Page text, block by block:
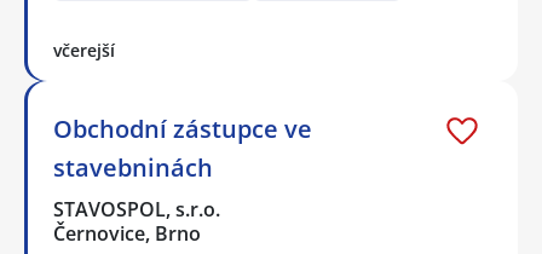
včerejší
Obchodní zástupce ve
stavebninách
STAVOSPOL, s.r.o.
Černovice, Brno